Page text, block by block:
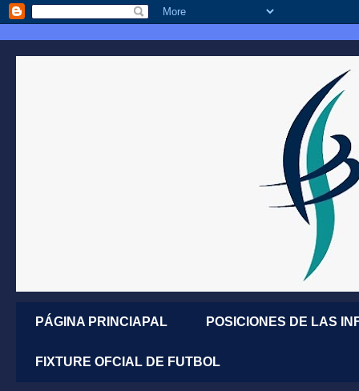
PÁGINA PRINCIAPAL POSICIONES DE LAS
FIXTURE OFCIAL DE FUTBOL